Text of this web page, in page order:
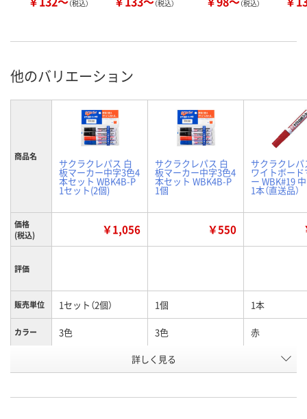
（税込） （税込） （税込）
他のバリエーション
商品名
サクラクレパス 白
板マーカー中字3色4
本セット WBK4B-P
1セット(2個)
サクラクレパス 白
板マーカー中字3色4
本セット WBK4B-P
1個
サクラクレパ
ワイトボー
ー WBK#19
1本（直送品）
価格
(税込)
￥1,056 ￥550
評価
販売単位 1セット（2個） 1個 1本
カラー 3色 3色 赤
HK87686 AX33536
詳しく見る